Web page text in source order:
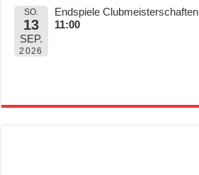
SO.
13
SEP.
2026
Endspiele Clubmeisterschaften
11:00